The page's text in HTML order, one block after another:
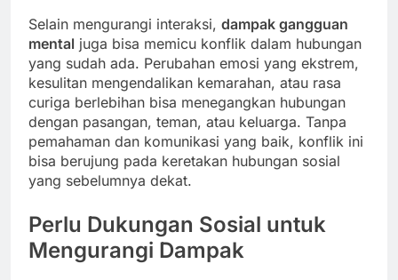
Selain mengurangi interaksi, dampak gangguan
mental juga bisa memicu konflik dalam hubungan
yang sudah ada. Perubahan emosi yang ekstrem,
kesulitan mengendalikan kemarahan, atau rasa
curiga berlebihan bisa menegangkan hubungan
dengan pasangan, teman, atau keluarga. Tanpa
pemahaman dan komunikasi yang baik, konflik ini
bisa berujung pada keretakan hubungan sosial
yang sebelumnya dekat.
Perlu Dukungan Sosial untuk
Mengurangi Dampak